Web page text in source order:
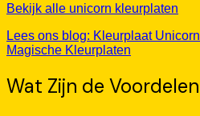
Bekijk alle unicorn kleurplaten
Lees ons blog: Kleurplaat
Magische Kleurplaten
Wat Zijn de